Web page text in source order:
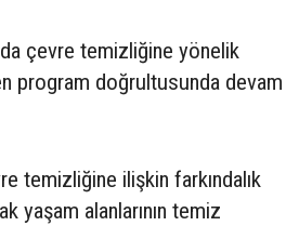
çevre temizliğine yönelik
program doğrultusunda devam
temizliğine ilişkin farkındalık
yaşam alanlarının temiz